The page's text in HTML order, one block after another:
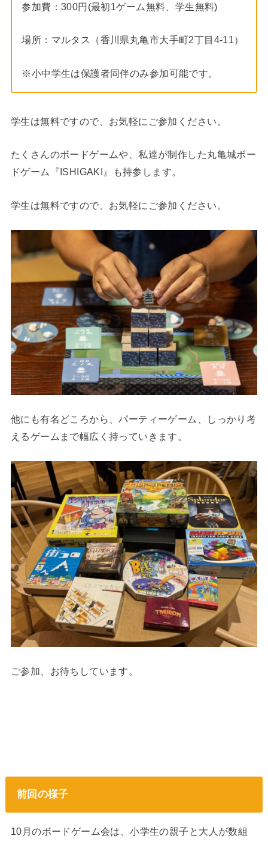
参加費：300円(最初1ゲーム無料、学生無料)
場所：マルタス（香川県丸亀市大手町2丁目4-11）
※小中学生は保護者同伴のみ参加可能です。
学生は無料ですので、お気軽にご参加ください。
たくさんのボードゲームや、私達が制作した丸亀城ボー
ドゲーム『ISHIGAKI』も持参します。
学生は無料ですので、お気軽にご参加ください。
他にも有名どころから、パーティーゲーム、しっかり考
えるゲームまで幅広く持っていきます。
ご参加、お待ちしています。
前回の様子
10月のボードゲーム会は、小学生の親子と大人が数組